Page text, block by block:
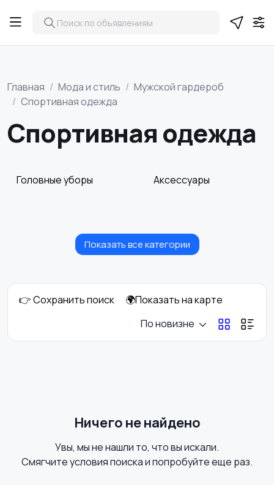
Главная Мода и стиль
Мужской гардероб
Спортивная одежда
Спортивная одежда
Головные уборы Аксессуары
Верхняя одежда Домашняя одежда
Нижнее белье
Рубашки Свитеры и толстовки
Показать все категории
👉 Сохранить поиск
🌍Показать на карте
По новизне
Ничего не найдено
Увы, мы не нашли то, что вы искали.
Смягчите условия поиска и попробуйте еще раз.